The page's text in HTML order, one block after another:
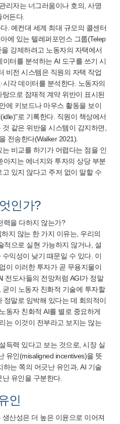
리자는 너그러움이나 호의, 사명
든다.
. 예컨대 세계 최대 규모의 콜센터
에 있는 텔레퍼포먼스 그룹(Telep
강제하려고 노동자의 자택에서
터를 분석하는 AI 도구를 쓰기 시
비전 시스템은 직원의 자택 작업
각 데이터를 분석한다. 노동자의
으로 잠재적 계약 위반이 표시된
에 키보드나 마우스 활동을 보이
로 기록한다. 직원이 책상에서
같은 위반을 시스템이 감지하면,
전송한다(Walker 2021).
비교를 하기가 어렵다는 점을 인
아지는 에너지와 투자의 상당 부분
있지 않다고 주저 없이 말할 수
인가?
력을 다하지 않는가?
지 않는 한 가지 이유는, 우리의
적으로 실현 가능하지 않거나, 설
익성이 낮기 때문일 수 있다. 이
이 이러한 투자가 곧 무용지물이
전도사들의 전망처럼 AGI가 정말
이 노동자 친화적 기술에 투자할
정말로 임박해 있다는 데 회의적이
동자 친화적 AI를 별로 중요하게
는 이것이 전부라고 보지는 않는
득력 있다고 보는 것으로, 시장 실
유인(misaligned incentives)을 뜻
는 쪽의 어긋난 유인과, AI 기술
유인을 구분한다.
인
산성은 더 높은 이윤으로 이어져